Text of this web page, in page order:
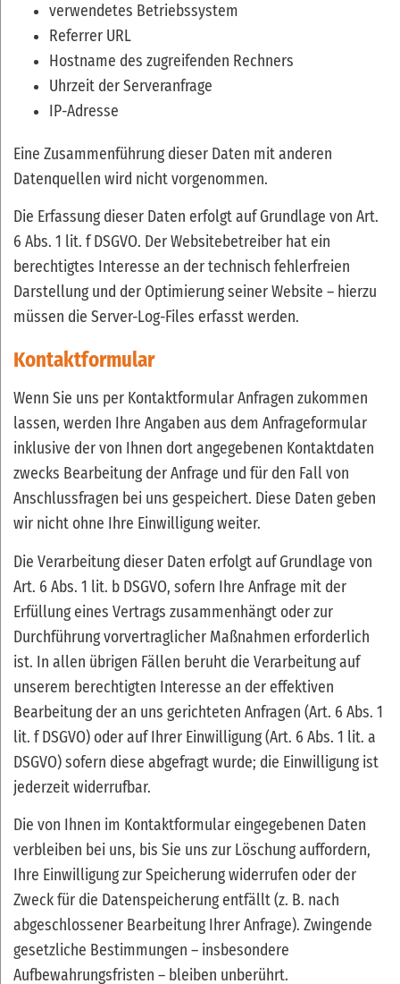
verwendetes Betriebssystem
Referrer URL
Hostname des zugreifenden Rechners
Uhrzeit der Serveranfrage
IP-Adresse
Eine Zusammenführung dieser Daten mit anderen
Datenquellen wird nicht vorgenommen.
Die Erfassung dieser Daten erfolgt auf Grundlage von Art.
6 Abs. 1 lit. f DSGVO. Der Websitebetreiber hat ein
berechtigtes Interesse an der technisch fehlerfreien
Darstellung und der Optimierung seiner Website – hierzu
müssen die Server-Log-Files erfasst werden.
Kontaktformular
Wenn Sie uns per Kontaktformular Anfragen zukommen
lassen, werden Ihre Angaben aus dem Anfrageformular
inklusive der von Ihnen dort angegebenen Kontaktdaten
zwecks Bearbeitung der Anfrage und für den Fall von
Anschlussfragen bei uns gespeichert. Diese Daten geben
wir nicht ohne Ihre Einwilligung weiter.
Die Verarbeitung dieser Daten erfolgt auf Grundlage von
Art. 6 Abs. 1 lit. b DSGVO, sofern Ihre Anfrage mit der
Erfüllung eines Vertrags zusammenhängt oder zur
Durchführung vorvertraglicher Maßnahmen erforderlich
ist. In allen übrigen Fällen beruht die Verarbeitung auf
unserem berechtigten Interesse an der effektiven
Bearbeitung der an uns gerichteten Anfragen (Art. 6 Abs. 1
lit. f DSGVO) oder auf Ihrer Einwilligung (Art. 6 Abs. 1 lit. a
DSGVO) sofern diese abgefragt wurde; die Einwilligung ist
jederzeit widerrufbar.
Die von Ihnen im Kontaktformular eingegebenen Daten
verbleiben bei uns, bis Sie uns zur Löschung auffordern,
Ihre Einwilligung zur Speicherung widerrufen oder der
Zweck für die Datenspeicherung entfällt (z. B. nach
abgeschlossener Bearbeitung Ihrer Anfrage). Zwingende
gesetzliche Bestimmungen – insbesondere
Aufbewahrungsfristen – bleiben unberührt.